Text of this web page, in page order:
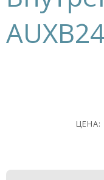
ЦЕНА: